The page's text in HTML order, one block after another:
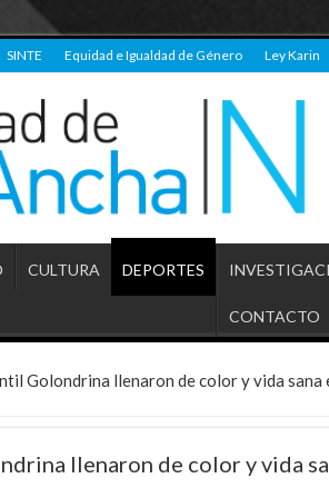
SINTE Equidad e Igualdad de Género Ley Karin
CULTURA DEPORTES
CONTACTO
Golondrina llenaron de color y vida sana
llenaron de color y vida